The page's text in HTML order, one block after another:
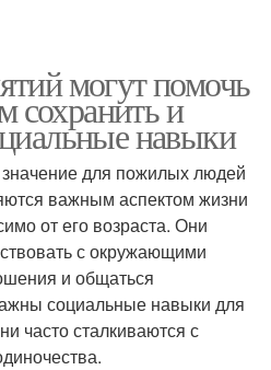
могут помочь
и
навыки
для пожилых людей
важным аспектом жизни
от его возраста. Они
с окружающими
и общаться
социальные навыки для
часто сталкиваются с